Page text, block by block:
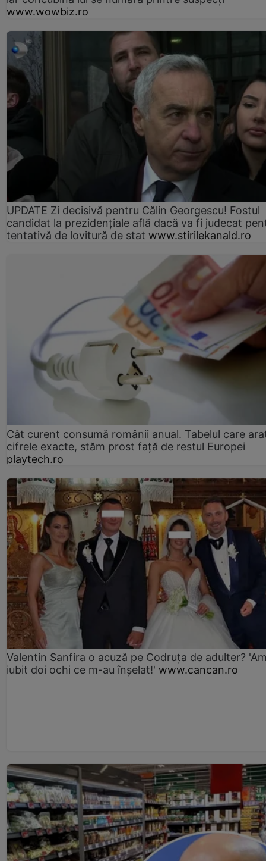
www.wowbiz.ro
UPDATE Zi decisivă pentru Călin Georgescu! Fostul
candidat la prezidențiale află dacă va fi judecat
tentativă de lovitură de stat www.stirilekanald.ro
Cât curent consumă românii anual. Tabelul care
cifrele exacte, stăm prost faţă de restul Europei
playtech.ro
Valentin Sanfira o acuză pe Codruța de adulter?
iubit doi ochi ce m-au înșelat!' www.cancan.ro